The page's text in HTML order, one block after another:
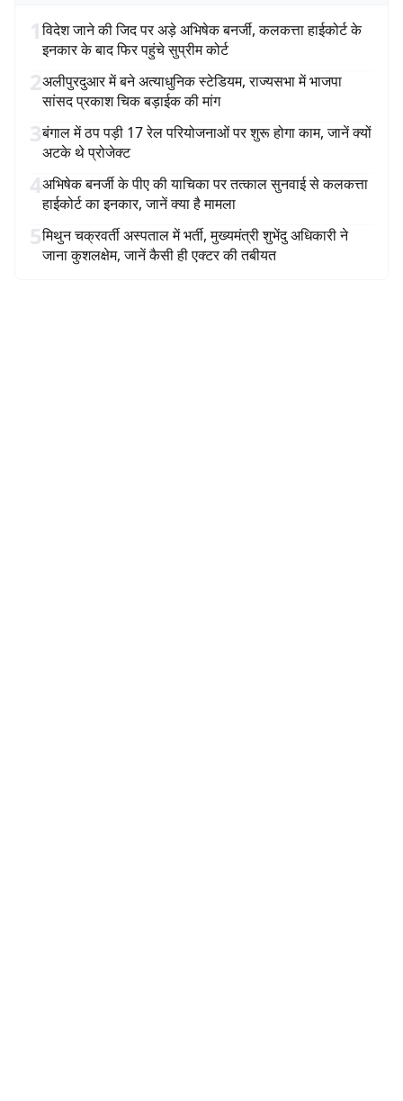
1विदेश जाने की जिद पर अड़े अभिषेक बनर्जी, कलकत्ता हाईकोर्ट के
इनकार के बाद फिर पहुंचे सुप्रीम कोर्ट
2अलीपुरदुआर में बने अत्याधुनिक स्टेडियम, राज्यसभा में भाजपा
सांसद प्रकाश चिक बड़ाईक की मांग
3बंगाल में ठप पड़ी 17 रेल परियोजनाओं पर शुरू होगा काम, जानें क्यों
अटके थे प्रोजेक्ट
4अभिषेक बनर्जी के पीए की याचिका पर तत्काल सुनवाई से कलकत्ता
हाईकोर्ट का इनकार, जानें क्या है मामला
5मिथुन चक्रवर्ती अस्पताल में भर्ती, मुख्यमंत्री शुभेंदु अधिकारी ने
जाना कुशलक्षेम, जानें कैसी ही एक्टर की तबीयत